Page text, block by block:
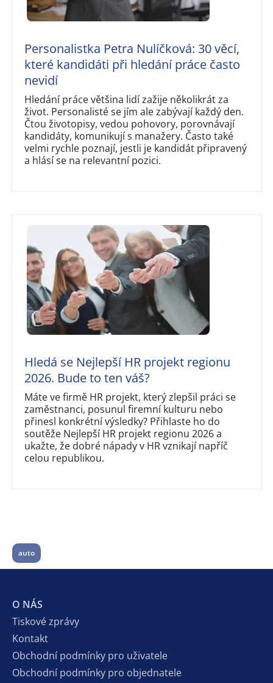
Personalistka Petra Nulíčková: 30 věcí,
které kandidáti při hledání práce často
nevidí
Hledání práce většina lidí zažije několikrát za
život. Personalisté se jím ale zabývají každý den.
Čtou životopisy, vedou pohovory, porovnávají
kandidáty, komunikují s manažery. Často také
velmi rychle poznají, jestli je kandidát připravený
a hlásí se na relevantní pozici.
Hledá se Nejlepší HR projekt regionu
2026. Bude to ten váš?
Máte ve firmě HR projekt, který zlepšil práci se
zaměstnanci, posunul firemní kulturu nebo
přinesl konkrétní výsledky? Přihlaste ho do
soutěže Nejlepší HR projekt regionu 2026 a
ukažte, že dobré nápady v HR vznikají napříč
celou republikou.
auto
O NÁS
Tiskové zprávy
Kontakt
Obchodní podmínky pro uživatele
Obchodní podmínky pro objednatele